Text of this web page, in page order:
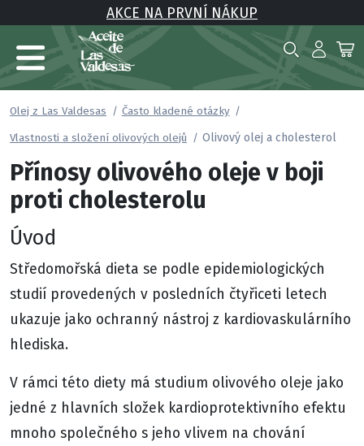
AKCE NA PRVNÍ NÁKUP
Olej z Las Valdesas
Často kladené otázky
Vlastnosti a složení olivových olejů
Olivový olej a cholesterol
Přínosy olivového oleje v boji
proti cholesterolu
Úvod
Středomořská dieta se podle epidemiologických
studií provedených v posledních čtyřiceti letech
ukazuje jako ochranný nástroj z kardiovaskulárního
hlediska.
V rámci této diety má studium olivového oleje jako
jedné z hlavních složek kardioprotektivního efektu
mnoho společného s jeho vlivem na chování